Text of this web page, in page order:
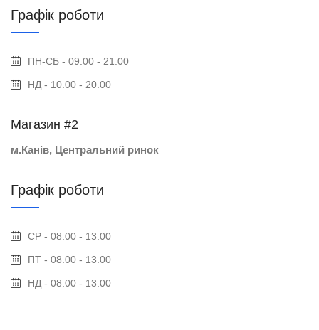
Графік роботи
ПН-СБ - 09.00 - 21.00
НД - 10.00 - 20.00
Магазин #2
м.Канів, Центральний ринок
Графік роботи
СР - 08.00 - 13.00
ПТ - 08.00 - 13.00
НД - 08.00 - 13.00